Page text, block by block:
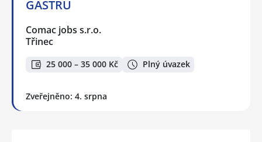
GASTRU
Comac jobs s.r.o.
Třinec
25 000 – 35 000 Kč Plný úvazek
Zveřejněno: 4. srpna